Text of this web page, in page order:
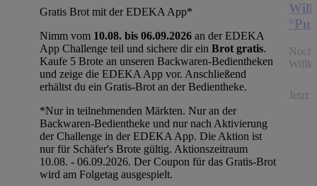
Gratis Brot mit der EDEKA App*
Nimm vom 10.08. bis 06.09.2026 an der EDEKA
App Challenge teil und sichere dir ein Brot gratis.
Kaufe 5 Brote an unseren Backwaren-Bedientheken
und zeige die EDEKA App vor. Anschließend
erhältst du ein Gratis-Brot an der Bedientheke.
*Nur in teilnehmenden Märkten. Nur an der
Backwaren-Bedientheke und nur nach Aktivierung
der Challenge in der EDEKA App. Die Aktion ist
nur für Schäfer's Brote gültig. Aktionszeitraum
10.08. - 06.09.2026. Der Coupon für das Gratis-Brot
wird am Folgetag ausgespielt.
Noch
Jetzt